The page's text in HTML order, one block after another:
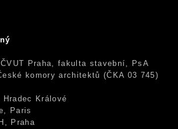
Praha, fakulta stavební, PsA
komory architektů (ČKA 03 745)
Hradec Králové
Paris
Praha